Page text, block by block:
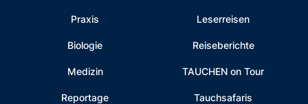
Praxis
Biologie
Medizin
Reportage
Leserreisen
Reiseberichte
TAUCHEN on Tour
Tauchsafaris